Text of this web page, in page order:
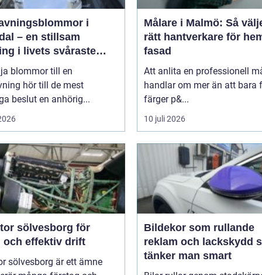
i
– en stillsam
i livets svåraste
blommor till en
hör till de mest
beslut en anhörig...
Målare i Malmö: Så
rätt hantverkare för
fasad
Att anlita en professionell
handlar om mer än att bara
färger p&...
10 juli 2026
sölvesborg för
och effektiv drift
sölvesborg är ett ämne
Bildekor som rullande
reklam och lackskydd så
tänker man smart